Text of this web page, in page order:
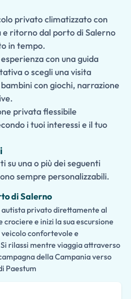
privato climatizzato con
ritorno dal porto di Salerno
in tempo.
con una guida
o scegli una visita
con giochi, narrazione
privata flessibile
i tuoi interessi e il tuo
su una o più dei seguenti
sempre personalizzabili.
di Salerno
autista privato direttamente al
e inizi la sua escursione
veicolo confortevole e
rilassi mentre viaggia attraverso
della Campania verso
Paestum